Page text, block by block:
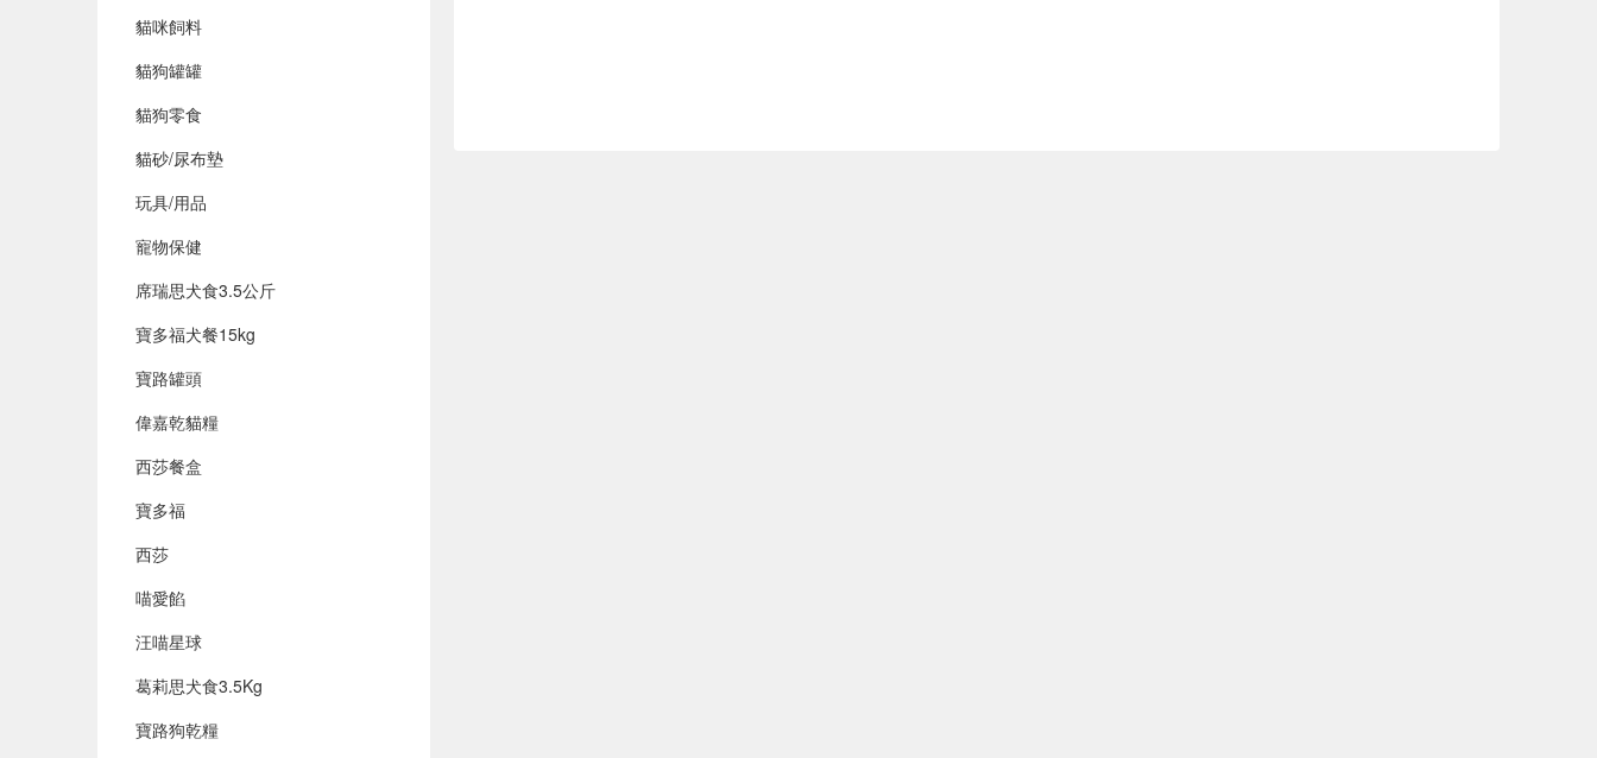
貓咪飼料
貓狗罐罐
貓狗零食
貓砂/尿布墊
玩具/用品
寵物保健
席瑞思犬食3.5公斤
寶多福犬餐15kg
寶路罐頭
偉嘉乾貓糧
西莎餐盒
寶多福
西莎
喵愛餡
汪喵星球
葛莉思犬食3.5Kg
寶路狗乾糧